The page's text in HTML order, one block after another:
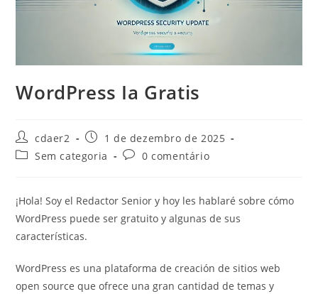
WordPress Ia Gratis
Autor
do
post:
cdaer2
Post
publicado:
1 de dezembro de 2025
Categoria
Sem categoria
Comentários
0 comentário
¡Hola! Soy el Redactor Senior y hoy les hablaré sobre cómo
WordPress puede ser gratuito y algunas de sus
características.
WordPress es una plataforma de creación de sitios web
open source que ofrece una gran cantidad de temas y